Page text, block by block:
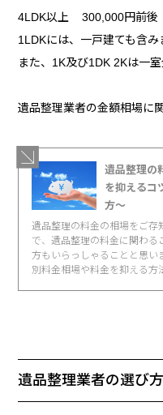
4LDK以上 300,000円前後
1LDKには、一戸建ても含み
また、1K及び1DK 2Kは一
遺品整理業者の金額相場に
遺品整理の
を抑えるコ
方〜
遺品整理の料金の相場をご存
で、遺品整理の料金に関わる
方もいらっしゃることと思い
別料金相場や料金を抑える方
遺品整理業者の選び方